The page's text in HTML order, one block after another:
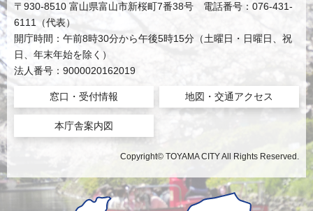
〒930-8510 富山県富山市新桜町7番38号 電話番号：076-431-
6111（代表）
開庁時間：午前8時30分から午後5時15分（土曜日・日曜日、祝
日、年末年始を除く）
法人番号：9000020162019
窓口・受付情報 地図・交通アクセス
本庁舎案内図
Copyright© TOYAMA CITY All Rights Reserved.